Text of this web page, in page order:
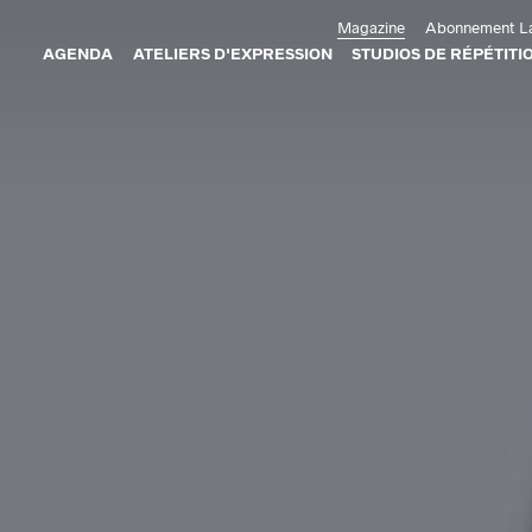
Aller au contenu principalMagazine
Abonnement
AGENDA
ATELIERS D'EXPRESSION STUDIOS DE